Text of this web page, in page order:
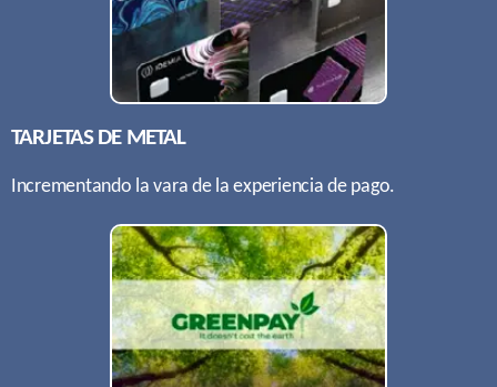
TARJETAS DE METAL
Incrementando la vara de la experiencia de pago.